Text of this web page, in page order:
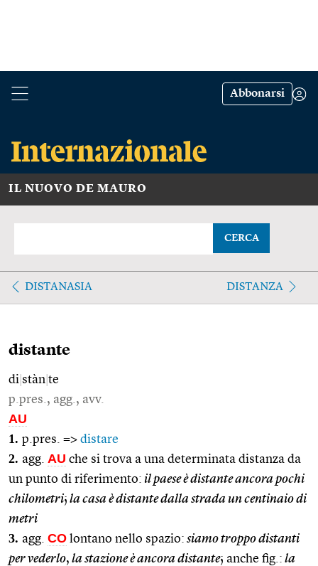
Abbonarsi
IL NUOVO DE MAURO
CERCA
DISTANASIA DISTANZA
distante
di stàn te
p.pres., agg., avv.
AU
1. p.pres. => distare
2. agg. AU che si trova a una determinata distanza da
un punto di riferimento: il paese è distante ancora pochi
chilometri; la casa è distante dalla strada un centinaio di
metri
3. agg. CO lontano nello spazio: siamo troppo distanti
per vederlo, la stazione è ancora distante; anche fig.: la